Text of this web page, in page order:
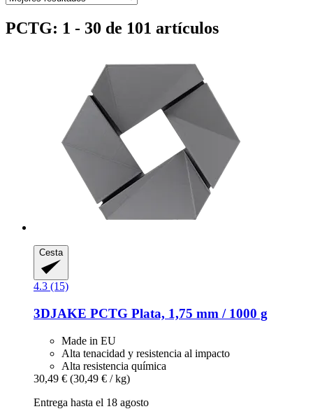
PCTG: 1 - 30 de 101 artículos
Cesta
4.3 (15)
3DJAKE PCTG Plata, 1,75 mm / 1000 g
Made in EU
Alta tenacidad y resistencia al impacto
Alta resistencia química
30,49 € (30,49 € / kg)
Entrega hasta el 18 agosto